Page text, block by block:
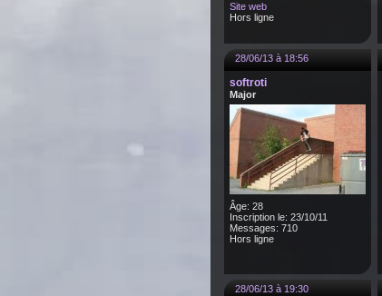
Site web
Hors ligne
28/06/13 à 18:56
softroti
Major
Âge: 28
Inscription le: 23/10/11
Messages: 710
Hors ligne
28/06/13 à 19:30